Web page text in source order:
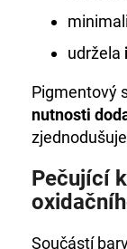
udržela
Pigmentový
nutnosti
Pečující
Součástí